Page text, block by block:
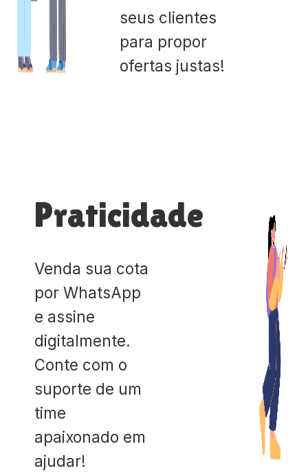
seus clientes
para propor
ofertas justas!
Praticidade
Venda sua cota
por WhatsApp
e assine
digitalmente.
Conte com o
suporte de um
time
apaixonado em
ajudar!